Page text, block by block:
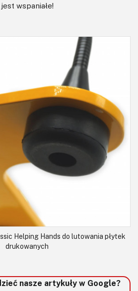
wspaniałe!
Helping Hands do lutowania płytek
drukowanych
nasze artykuły w Google?